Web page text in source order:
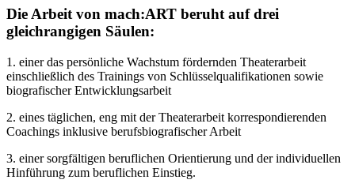
Die Arbeit von mach:ART beruht auf drei
gleichrangigen Säulen:
1. einer das persönliche Wachstum fördernden Theaterarbeit
einschließlich des Trainings von Schlüsselqualifikationen sowie
biografischer Entwicklungsarbeit
2. eines täglichen, eng mit der Theaterarbeit korrespondierenden
Coachings inklusive berufsbiografischer Arbeit
3. einer sorgfältigen beruflichen Orientierung und der individuellen
Hinführung zum beruflichen Einstieg.